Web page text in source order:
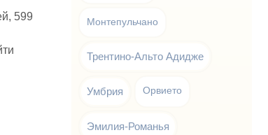
599
Монтепульчано
Трентино-Альто Адидже
Умбрия Орвието
Эмилия-Романья